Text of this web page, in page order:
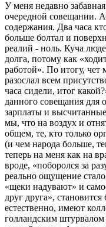
У меня недавно
очередной совещании.
содержания. Два часа
больше болтал и
реалий - ноль. Куча
долга, потому как
работой». По итогу, чет
разослал всем
часа сидели, итог
данного совещания для
зарплаты и
мы, что на воздух и
общем, те, кто только
(и чем народа больше,
теперь на меня как на
вроде, «поборолся за
реально ощущение
«щеки надувают» и
друг друга»,
естественно, имеют
голландским